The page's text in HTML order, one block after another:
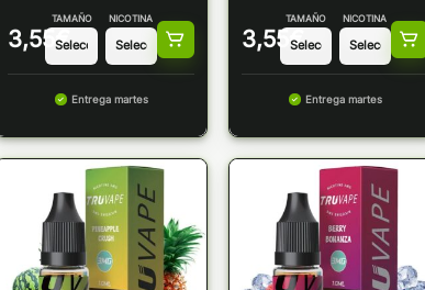
3,55€
TAMAÑO NICOTINA
Entrega martes
3,55 €
TAMAÑO NICOTINA
Entrega martes